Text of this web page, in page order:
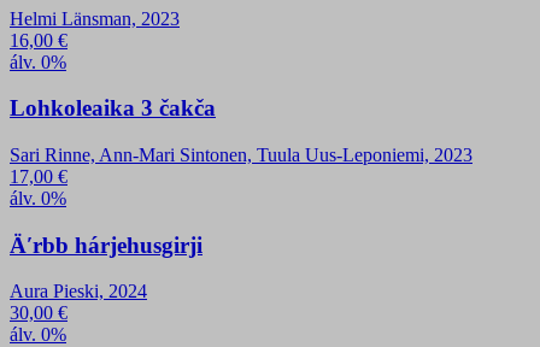
Helmi Länsman, 2023
16,00 €
álv. 0%
Lohkoleaika 3 čakča
Sari Rinne, Ann-Mari Sintonen, Tuula Uus-Leponiemi, 2023
17,00 €
álv. 0%
Äʹrbb hárjehusgirji
Aura Pieski, 2024
30,00 €
álv. 0%